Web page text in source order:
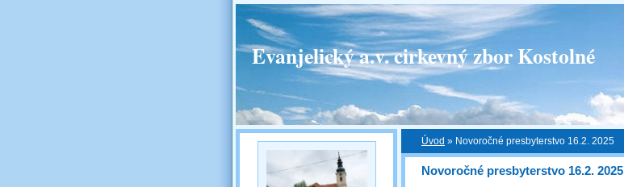
Evanjelický a.v. cirkevný zbor Kostolné
Úvod » Novoročné presbyterstvo 16.2. 2025
Novoročné presbyterstvo 16.2. 2025